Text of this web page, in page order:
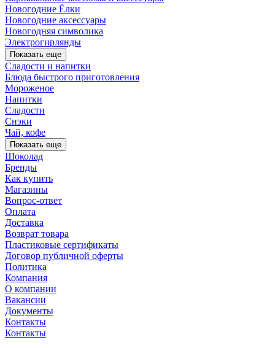
Новогодние Ёлки
Новогодние аксессуары
Новогодняя символика
Электрогирлянды
Показать еще
Сладости и напитки
Блюда быстрого приготовления
Мороженое
Напитки
Сладости
Снэки
Чай, кофе
Показать еще
Шоколад
Бренды
Как купить
Магазины
Вопрос-ответ
Оплата
Доставка
Возврат товара
Пластиковые сертификаты
Договор публичной оферты
Политика
Компания
О компании
Вакансии
Документы
Контакты
Контакты